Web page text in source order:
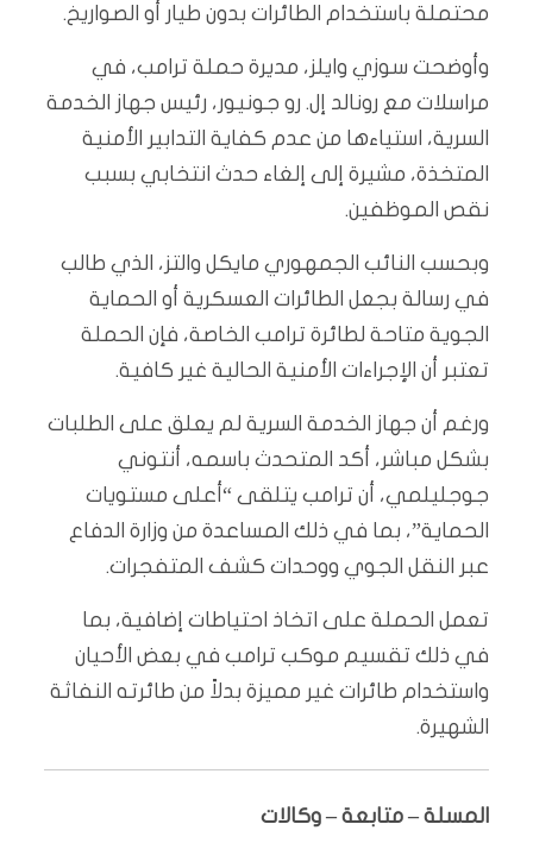
محتملة باستخدام الطائرات بدون طيار أو الصواريخ.
وأوضحت سوزي وايلز، مديرة حملة ترامب، في
مراسلات مع رونالد إل. رو جونيور، رئيس جهاز الخدمة
السرية، استياءها من عدم كفاية التدابير الأمنية
المتخذة، مشيرة إلى إلغاء حدث انتخابي بسبب
نقص الموظفين.
وبحسب النائب الجمهوري مايكل والتز، الذي طالب
في رسالة بجعل الطائرات العسكرية أو الحماية
الجوية متاحة لطائرة ترامب الخاصة، فإن الحملة
تعتبر أن الإجراءات الأمنية الحالية غير كافية.
ورغم أن جهاز الخدمة السرية لم يعلق على الطلبات
بشكل مباشر، أكد المتحدث باسمه، أنتوني
جوجليلمي، أن ترامب يتلقى “أعلى مستويات
الحماية”، بما في ذلك المساعدة من وزارة الدفاع
عبر النقل الجوي ووحدات كشف المتفجرات.
تعمل الحملة على اتخاذ احتياطات إضافية، بما
في ذلك تقسيم موكب ترامب في بعض الأحيان
واستخدام طائرات غير مميزة بدلاً من طائرته النفاثة
الشهيرة.
المسلة – متابعة – وكالات